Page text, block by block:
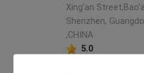
Xing'an
Shenzhen,
,CHINA
5.0